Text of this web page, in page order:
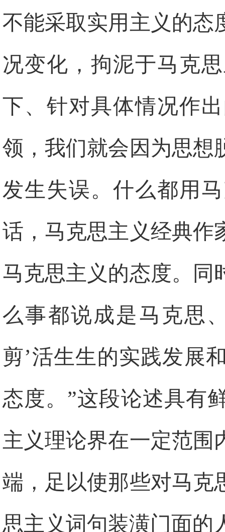
不能采取实用主义的态
况变化，拘泥于马克
下、针对具体情况作
领，我们就会因为思想
发生失误。什么都用
话，马克思主义经典作
马克思主义的态度。同
么事都说成是马克思
剪’活生生的实践发展
态度。”这段论述具有
主义理论界在一定范围
端，足以使那些对马克
思主义词句装潢门面的